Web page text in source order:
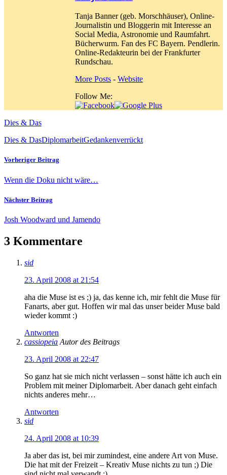
Tanja Banner (geb. Morschhäuser), Online-
Journalistin und Bloggerin mit Interesse an
Social Media, Astronomie und Raumfahrt.
Bücherwurm. Fan des FC Bayern. Pendlerin.
Online-Redakteurin bei der Frankfurter
Rundschau.
More Posts - Website
Follow Me:
Dies & Das
Dies & DasDiplomarbeitGedankenverrückt
Vorheriger Beitrag
Wenn die Doku nicht wäre…
Nächster Beitrag
Josh Woodward und Jamendo
3 Kommentare
sid
23. April 2008 at 21:54
aha die Muse ist es ;) ja, das kenne ich, mir fehlt die Muse für
Fanarts, aber gut. Hoffen wir mal das unser beider Muse bald
wieder kommt :)
Antworten
cassiopeia Autor des Beitrags
23. April 2008 at 22:47
So ganz hat sie mich nicht verlassen – sonst hätte ich auch ein
Problem mit meiner Diplomarbeit. Aber danach geht einfach
nichts anderes mehr…
Antworten
sid
24. April 2008 at 10:39
Ja aber das ist, bei mir zumindest, eine andere Art von Muse.
Die hat mit der Freizeit – Kreativ Muse nichts zu tun ;) Die